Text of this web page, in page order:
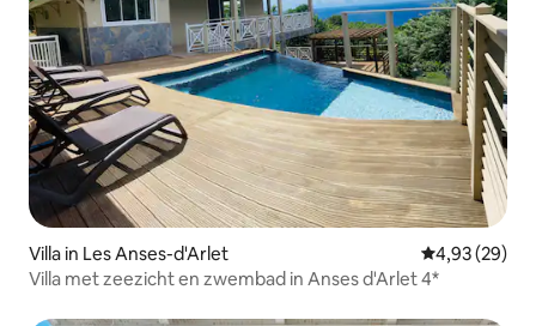
Villa in Les Anses-d'Arlet Gemiddelde
4,93 (29)
Villa met zeezicht en zwembad in Anses d'Arlet 4*